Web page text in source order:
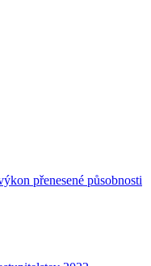
přenesené působnosti